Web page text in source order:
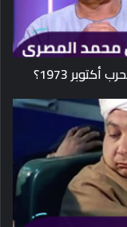
1973؟